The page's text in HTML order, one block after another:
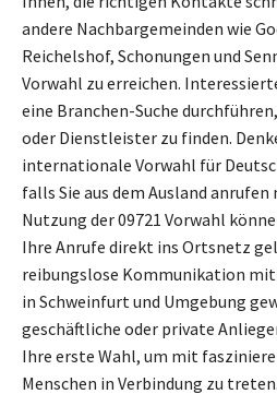
andere Nachbargemeinden wie
Reichelshof, Schonungen und
Vorwahl zu erreichen.
eine Branchen-Suche
oder Dienstleister zu finden.
internationale Vorwahl für
falls Sie aus dem Ausland anrufen
Nutzung der 09721 Vorwahl
Ihre Anrufe direkt ins Ortsnetz
reibungslose Kommunikation mit
in Schweinfurt und Umgebung
geschäftliche oder private
Ihre erste Wahl, um mit
Menschen in Verbindung zu treten.